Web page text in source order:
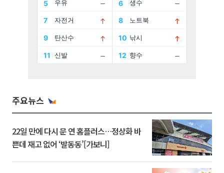
주요뉴스
22일 만에 다시 문 연 홈플러스…정상화 바
쁜데 재고 없어 ‘발동동’[가보니]